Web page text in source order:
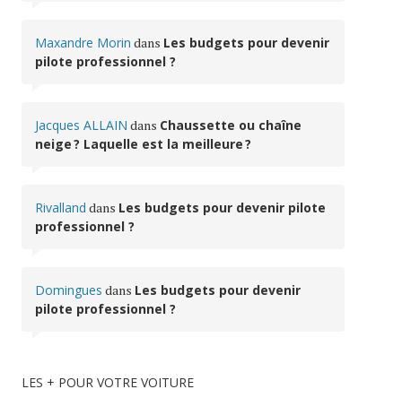
Maxandre Morin dans Les budgets pour devenir
pilote professionnel ?
Jacques ALLAIN dans Chaussette ou chaîne
neige ? Laquelle est la meilleure ?
Rivalland dans Les budgets pour devenir pilote
professionnel ?
Domingues dans Les budgets pour devenir
pilote professionnel ?
LES + POUR VOTRE VOITURE